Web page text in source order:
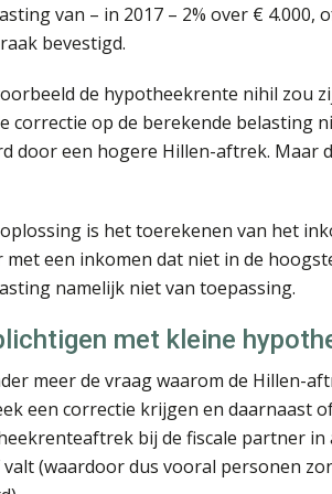
van – in 2017 – 2% over € 4.000,
bevestigd.
de hypotheekrente nihil zou
correctie op de berekende belasting
door een hogere Hillen-aftrek. Maar
is het toerekenen van het
een inkomen dat niet in de
namelijk niet van toepassing.
met kleine
meer de vraag waarom de Hillen-
een correctie krijgen en daarnaast
bij de fiscale partner
(waardoor dus vooral personen